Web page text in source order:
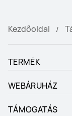
Kezdőoldal
TERMÉK
WEBÁRUHÁZ
TÁMOGATÁS